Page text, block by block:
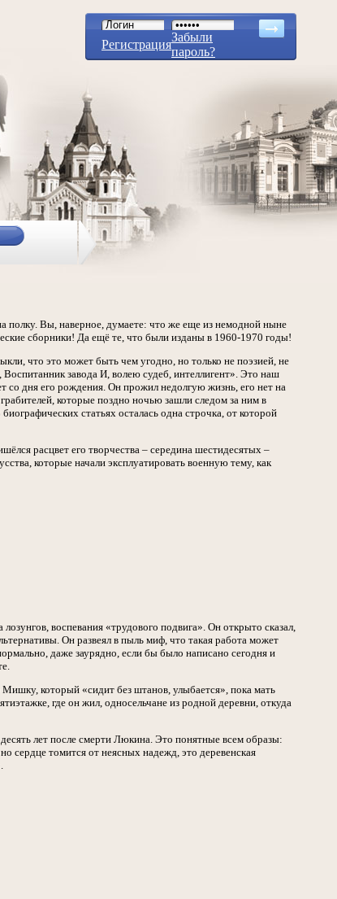
Регистрация
Забыли
пароль?
полку. Вы, наверное, думаете: что же еще из немодной ныне
сборники! Да ещё те, что были изданы в 1960-1970 годы!
что это может быть чем угодно, но только не поэзией, не
завода И, волею судеб, интеллигент». Это наш
со дня его рождения. Он прожил недолгую жизнь, его нет на
которые поздно ночью зашли следом за ним в
статьях осталась одна строчка, от которой
расцвет его творчества – середина шестидесятых –
которые начали эксплуатировать военную тему, как
воспевания «трудового подвига». Он открыто сказал,
Он развеял в пыль миф, что такая работа может
даже заурядно, если бы было написано сегодня и
который «сидит без штанов, улыбается», пока мать
где он жил, односельчане из родной деревни, откуда
лет после смерти Люкина. Это понятные всем образы:
сердце томится от неясных надежд, это деревенская